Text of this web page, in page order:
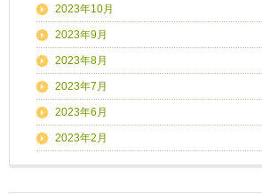
2023年10月
2023年9月
2023年8月
2023年7月
2023年6月
2023年2月